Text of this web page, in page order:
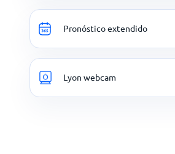
Pronóstico extendido
Lyon webcam